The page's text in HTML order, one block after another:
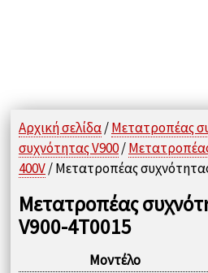
Αρχική σελίδα/Μετατροπέας
συχνότητας V900/
400V/ Μετατροπέας
Μετατροπέας
V900-4T0015
Μοντέλο